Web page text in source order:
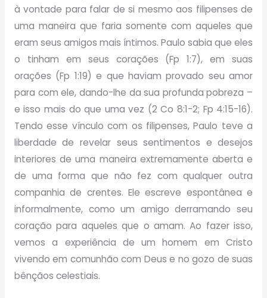
à vontade para falar de si mesmo aos filipenses de
uma maneira que faria somente com aqueles que
eram seus amigos mais íntimos. Paulo sabia que eles
o tinham em seus corações (Fp 1:7), em suas
orações (Fp 1:19) e que haviam provado seu amor
para comele, dando-lhe dasua profunda pobreza –
e isso mais do que uma vez (2 Co 8:1-2; Fp 4:15-16).
Tendo esse vínculo com os filipenses, Paulo teve a
liberdade de revelar seus sentimentos e desejos
interiores de uma maneira extremamente aberta e
de uma forma que não fez com qualquer outra
companhia de crentes. Ele escreve espontânea e
informalmente, como um amigo derramando seu
coração para aqueles que o amam. Ao fazer isso,
vemos a experiência de um homem em Cristo
vivendo em comunhão com Deus e no gozo de suas
bênçãos celestiais.